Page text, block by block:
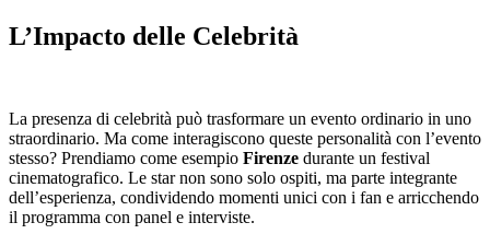
L’Impacto delle Celebrità
La presenza di celebrità può trasformare un evento ordinario in uno
straordinario. Ma come interagiscono queste personalità con l’evento
stesso? Prendiamo come esempio Firenze durante un festival
cinematografico. Le star non sono solo ospiti, ma parte integrante
dell’esperienza, condividendo momenti unici con i fan e arricchendo
il programma con panel e interviste.